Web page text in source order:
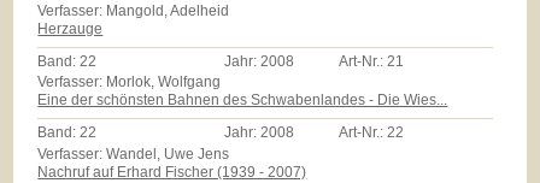
Verfasser: Mangold, Adelheid
Herzauge
Band:22 Jahr:2008 Art-Nr.:21
Verfasser: Morlok, Wolfgang
Eine der schönsten Bahnen des Schwabenlandes - Die Wies...
Band:22 Jahr:2008 Art-Nr.:22
Verfasser: Wandel, Uwe Jens
Nachruf auf Erhard Fischer (1939 - 2007)